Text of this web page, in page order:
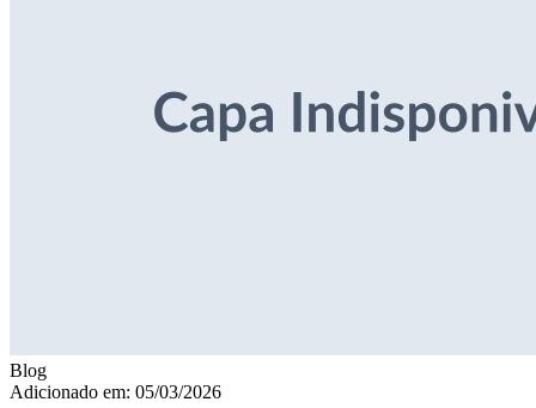
Blog
Adicionado em: 05/03/2026